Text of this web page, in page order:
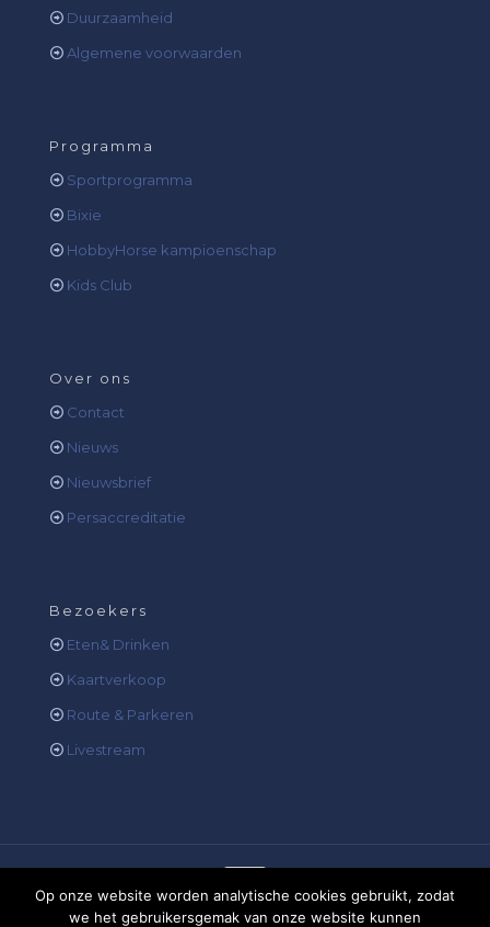
Duurzaamheid
Algemene voorwaarden
Programma
Sportprogramma
Bixie
HobbyHorse kampioenschap
Kids Club
Over ons
Contact
Nieuws
Nieuwsbrief
Persaccreditatie
Bezoekers
Eten& Drinken
Kaartverkoop
Route & Parkeren
Livestream
Op onze website worden analytische cookies gebruikt, zodat
we het gebruikersgemak van onze website kunnen